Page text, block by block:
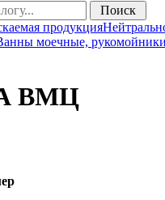
продукция
моечные, рукомойники
ВМЦ